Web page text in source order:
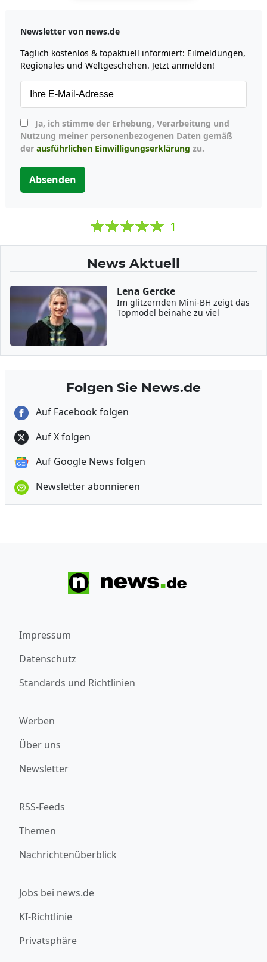
Newsletter von news.de
Täglich kostenlos & topaktuell informiert: Eilmeldungen,
Regionales und Weltgeschehen. Jetzt anmelden!
Nutzung meiner personenbezogenen Daten gemäß
der ausführlichen Einwilligungserklärung zu.
Absenden
1
News Aktuell
Lena Gercke
Im glitzernden Mini-BH zeigt das
Topmodel beinahe zu viel
Folgen Sie News.de
Auf Facebook folgen
Auf X folgen
Auf Google News folgen
Newsletter abonnieren
Impressum
Datenschutz
Standards und Richtlinien
Werben
Über uns
Newsletter
RSS-Feeds
Themen
Nachrichtenüberblick
Jobs bei news.de
KI-Richtlinie
Privatsphäre